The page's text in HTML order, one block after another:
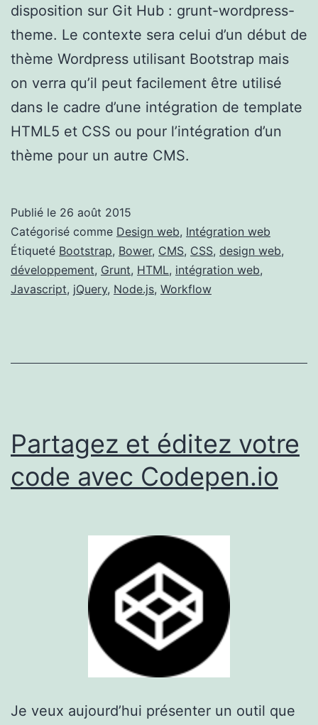
disposition sur Git Hub : grunt-wordpress-
theme. Le contexte sera celui d’un début de
thème Wordpress utilisant Bootstrap mais
on verra qu’il peut facilement être utilisé
dans le cadre d’une intégration de template
HTML5 et CSS ou pour l’intégration d’un
thème pour un autre CMS.
Publié le 26 août 2015
Catégorisé comme Design web, Intégration web
Étiqueté Bootstrap, Bower, CMS, CSS, design web,
développement, Grunt, HTML, intégration web,
Javascript, jQuery, Node.js, Workflow
Partagez et éditez votre
code avec Codepen.io
Je veux aujourd’hui présenter un outil que